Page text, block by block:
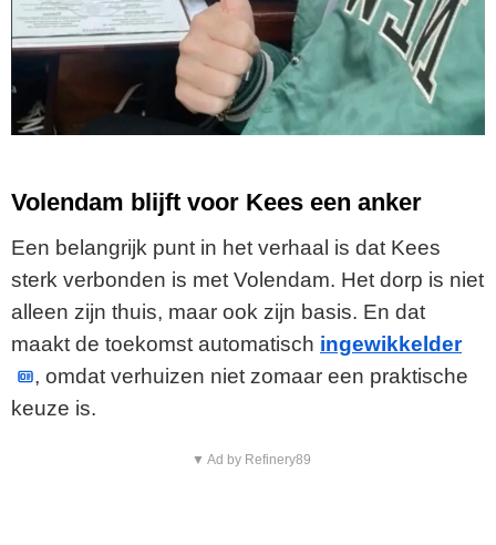
Volendam blijft voor Kees een anker
Een belangrijk punt in het verhaal is dat Kees
sterk verbonden is met Volendam. Het dorp is niet
alleen zijn thuis, maar ook zijn basis. En dat
maakt de toekomst automatisch ingewikkelder
, omdat verhuizen niet zomaar een praktische
keuze is.
▼ Ad by Refinery89